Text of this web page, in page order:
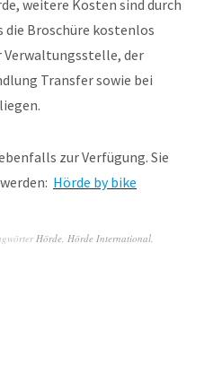
weitere Kosten sind durch
die Broschüre kostenlos
Verwaltungsstelle, der
Transfer sowie bei
zur Verfügung. Sie
Hörde by bike
Hörde Hörde International